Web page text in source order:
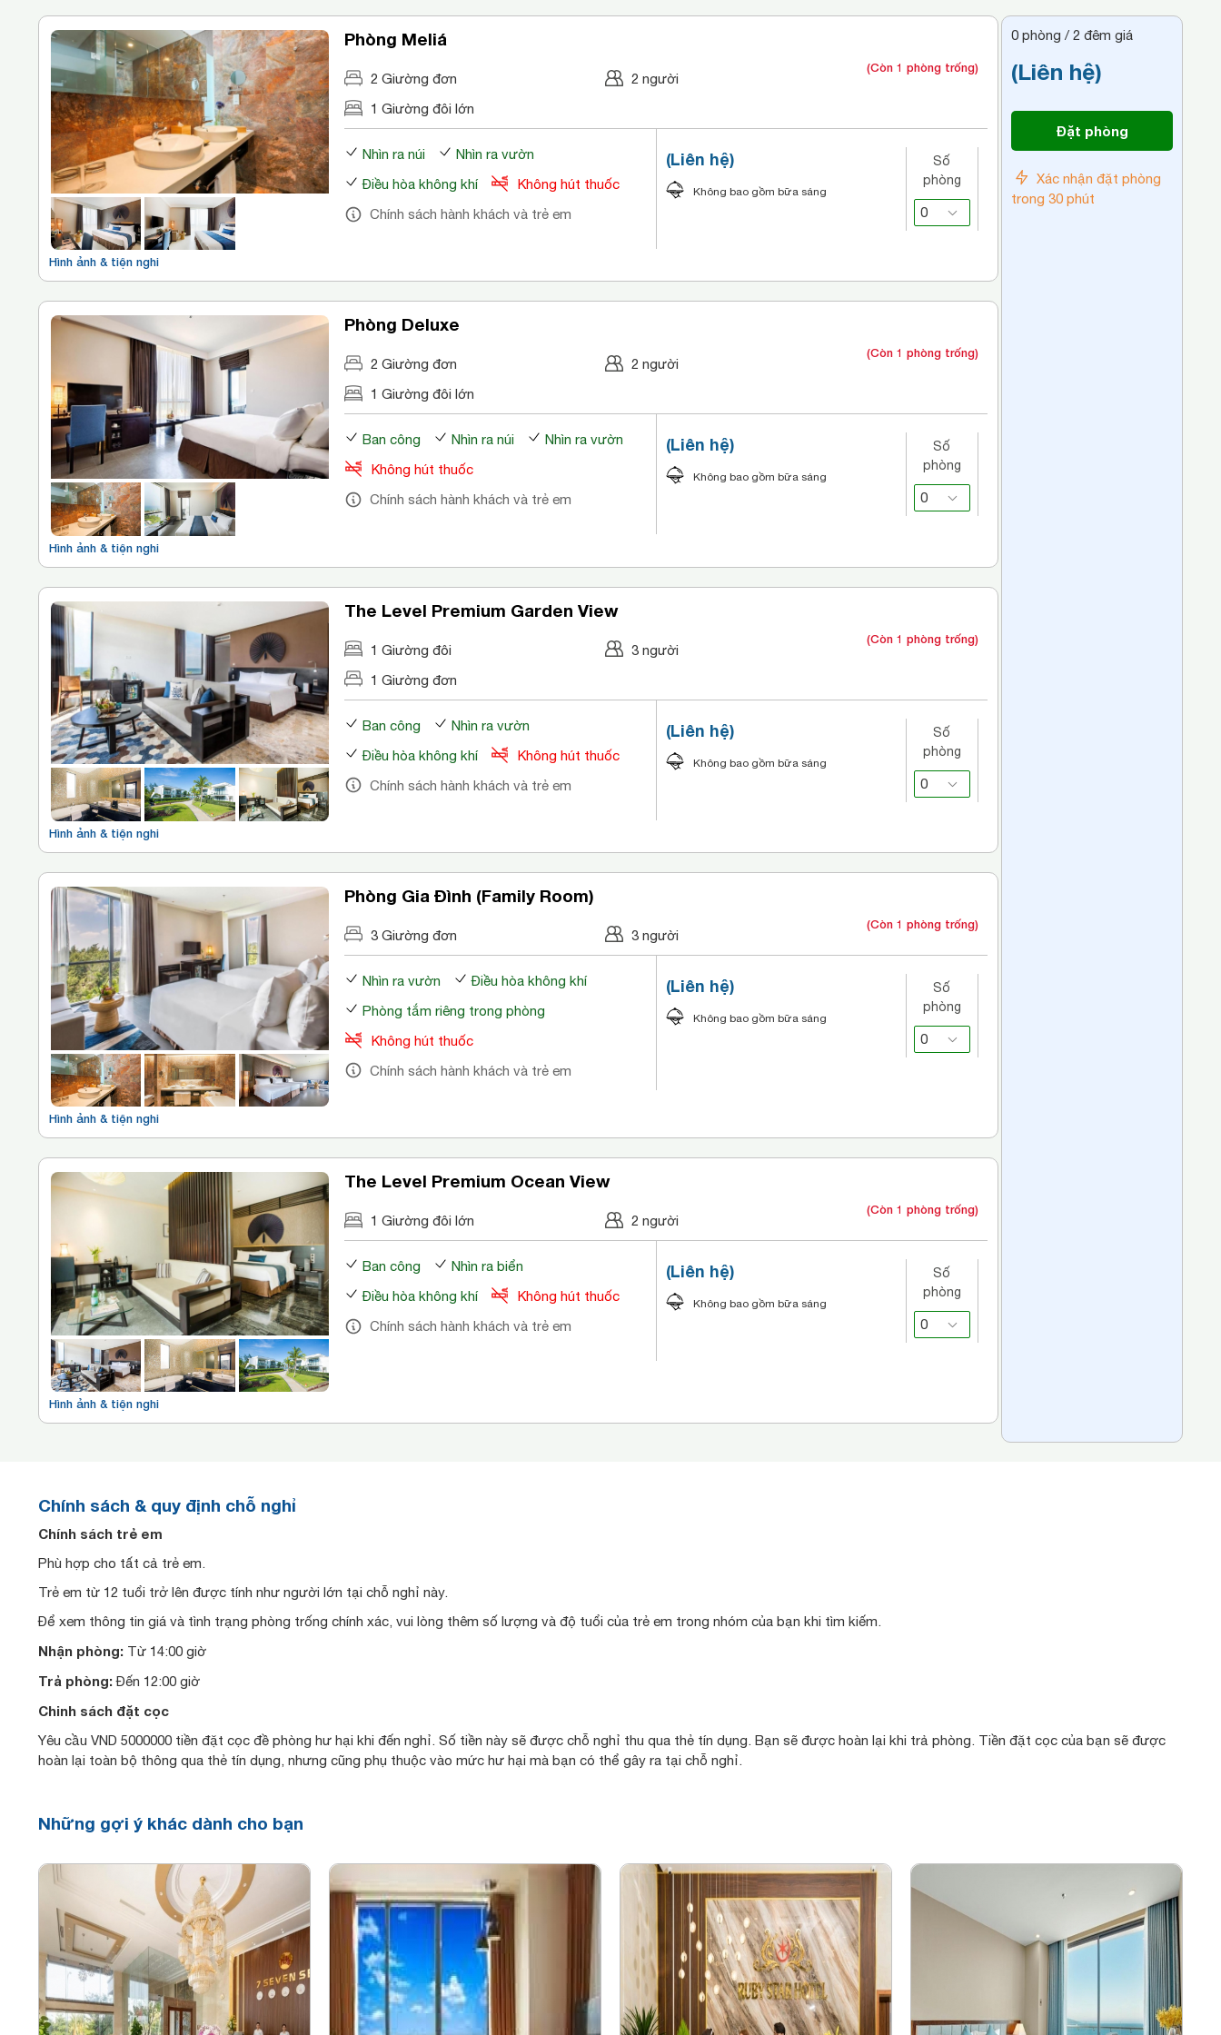
Hình ảnh & tiện nghi
Phòng Meliá
2 Giường đơn
1 Giường đôi lớn
2 người
(Còn 1 phòng trống)
Nhìn ra núi
Nhìn ra vườn
Điều hòa không khí
Không hút thuốc
Chính sách hành khách và trẻ em
(Liên hệ)
Không bao gồm bữa sáng
Số
phòng
Hình ảnh & tiện nghi
Phòng Deluxe
2 Giường đơn
1 Giường đôi lớn
2 người
(Còn 1 phòng trống)
Ban công Nhìn ra núi
Nhìn ra vườn
Không hút thuốc
Chính sách hành khách và trẻ em
(Liên hệ)
Không bao gồm bữa sáng
Số
phòng
Hình ảnh & tiện nghi
The Level Premium Garden View
1 Giường đôi
1 Giường đơn
3 người
(Còn 1 phòng trống)
Ban công
Nhìn ra vườn
Điều hòa không khí
Không hút thuốc
Chính sách hành khách và trẻ em
(Liên hệ)
Không bao gồm bữa sáng
Số
phòng
Hình ảnh & tiện nghi
Phòng Gia Đình (Family Room)
3 Giường đơn 3 người
(Còn 1 phòng trống)
Nhìn ra vườn
Điều hòa không khí
Phòng tắm riêng trong phòng
Không hút thuốc
Chính sách hành khách và trẻ em
(Liên hệ)
Không bao gồm bữa sáng
Số
phòng
Hình ảnh & tiện nghi
The Level Premium Ocean View
1 Giường đôi lớn 2 người
(Còn 1 phòng trống)
Ban công
Nhìn ra biển
Điều hòa không khí
Không hút thuốc
Chính sách hành khách và trẻ em
(Liên hệ)
Không bao gồm bữa sáng
Số
phòng
0 phòng / 2 đêm giá
(Liên hệ)
Đặt phòng
Xác nhận đặt phòng
trong 30 phút
Chính sách & quy định chỗ nghỉ
Chính sách trẻ em
Phù hợp cho tất cả trẻ em.
Trẻ em từ 12 tuổi trở lên được tính như người lớn tại chỗ nghỉ này.
Để xem thông tin giá và tình trạng phòng trống chính xác, vui lòng thêm số lượng và độ tuổi của trẻ em trong nhóm của bạn khi tìm kiếm.
Nhận phòng: Từ 14:00 giờ
Trả phòng:Đến 12:00 giờ
Chinh sách đặt cọc
Yêu cầu VND 5000000 tiền đặt cọc đề phòng hư hại khi đến nghỉ. Số tiền này sẽ được chỗ nghỉ thu qua thẻ tín dụng. Bạn sẽ được hoàn lại khi trả phòng. Tiền đặt cọc của bạn sẽ được
hoàn lại toàn bộ thông qua thẻ tín dụng, nhưng cũng phụ thuộc vào mức hư hại mà bạn có thể gây ra tại chỗ nghỉ.
Những gợi ý khác dành cho bạn